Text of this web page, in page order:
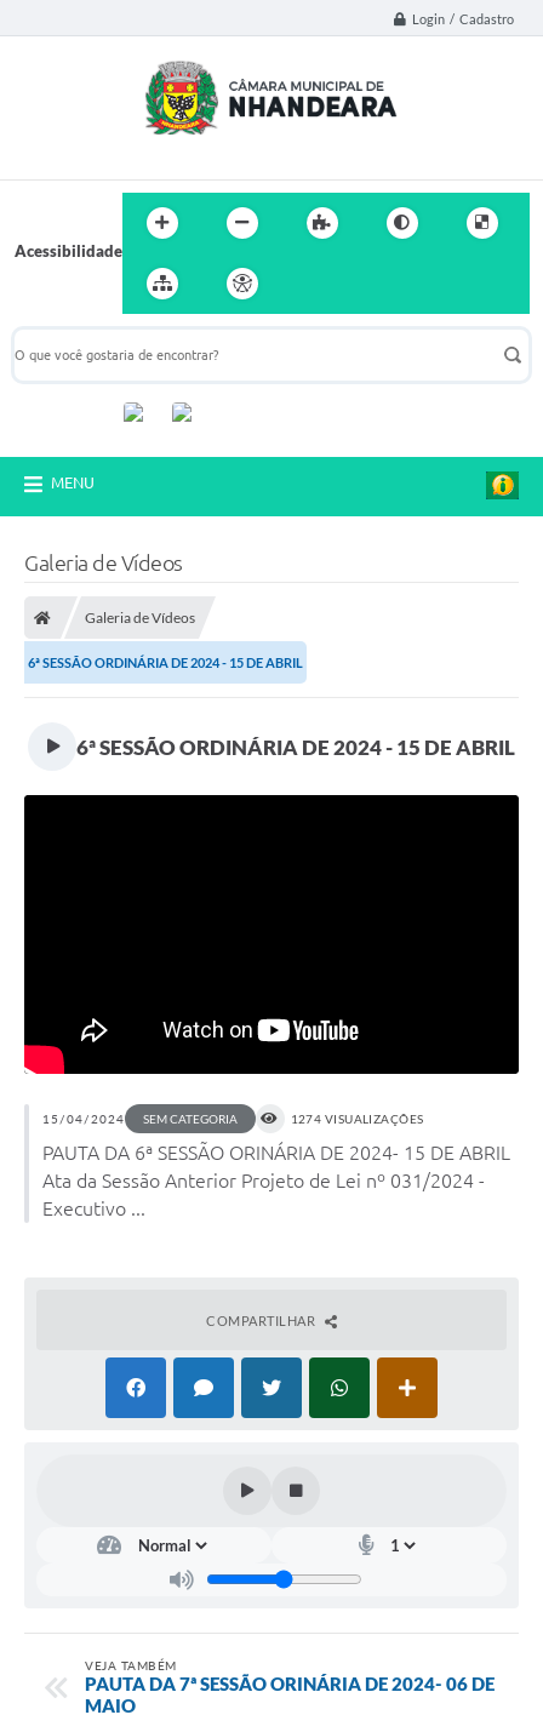
Login / Cadastro
Acessibilidade
MENU
Galeria de Vídeos
Galeria de Vídeos
6ª SESSÃO ORDINÁRIA DE 2024 - 15 DE ABRIL
6ª SESSÃO ORDINÁRIA DE 2024 - 15 DE ABRIL
15/04/2024 SEM CATEGORIA 1274 VISUALIZAÇÕES
PAUTA DA 6ª SESSÃO ORINÁRIA DE 2024- 15 DE ABRIL
Ata da Sessão Anterior Projeto de Lei nº 031/2024 -
Executivo ...
COMPARTILHAR
VEJA TAMBÉM
PAUTA DA 7ª SESSÃO ORINÁRIA DE 2024- 06 DE
MAIO